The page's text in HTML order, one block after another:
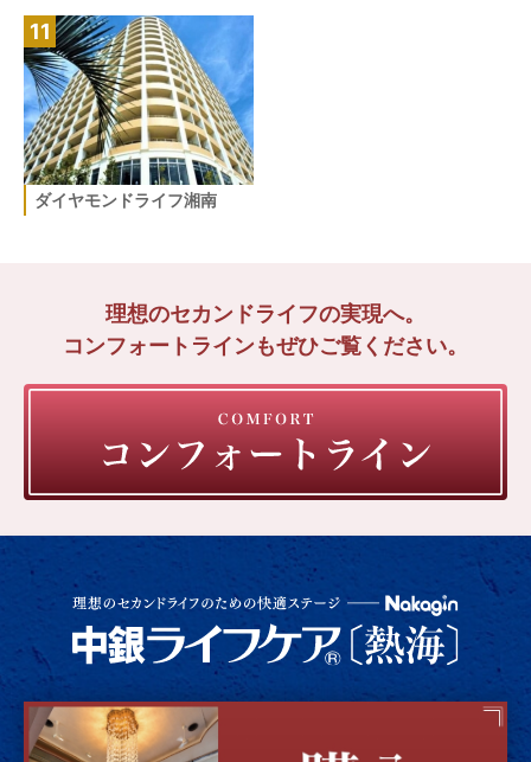
11
ダイヤモンドライフ湘南
理想のセカンドライフの実現へ。
コンフォートラインもぜひご覧ください。